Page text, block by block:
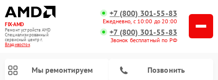
FIX-AMD
Ремонт устройств AMD
Специализированный
cервисный центр г.
Владивосток
+7 (800) 301-55-83
Ежедневно, с 10:00 до 20:00
+7 (800) 301-55-83
Звонок бесплатный по РФ
Мы ремонтируем Позвонить